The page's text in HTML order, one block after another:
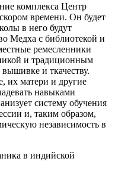
комплекса Центр
времени. Он будет
в него будут
Медха с библиотекой и
ремесленники
и традиционным
и ткачеству.
их матери и другие
навыками
систему обучения
и, таким образом,
независимость в